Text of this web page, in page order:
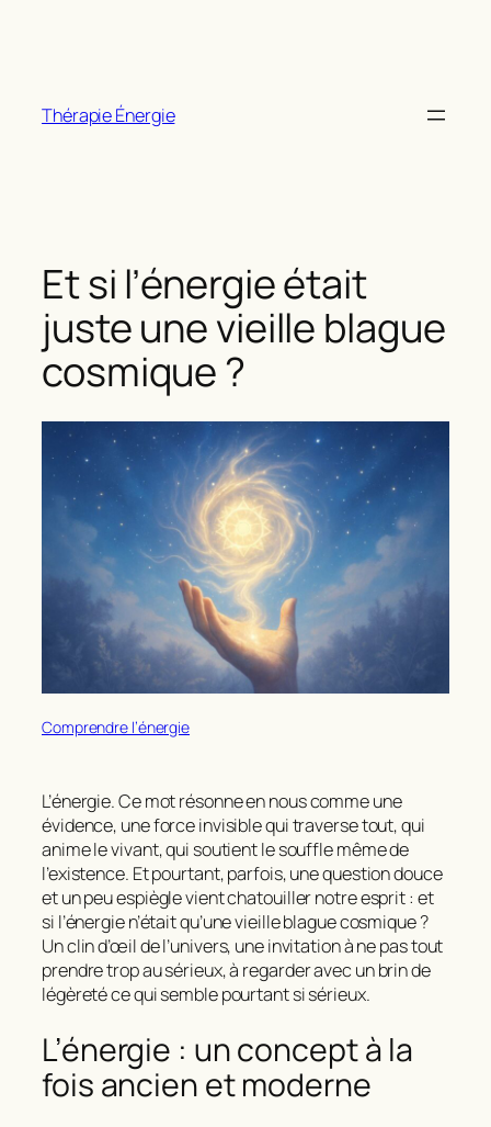
Thérapie Énergie
Et si l’énergie était
juste une vieille blague
cosmique ?
Comprendre l’énergie
L’énergie. Ce mot résonne en nous comme une
évidence, une force invisible qui traverse tout, qui
anime le vivant, qui soutient le souffle même de
l’existence. Et pourtant, parfois, une question douce
et un peu espiègle vient chatouiller notre esprit : et
si l’énergie n’était qu’une vieille blague cosmique ?
Un clin d’œil de l’univers, une invitation à ne pas tout
prendre trop au sérieux, à regarder avec un brin de
légèreté ce qui semble pourtant si sérieux.
L’énergie : un concept à la
fois ancien et moderne